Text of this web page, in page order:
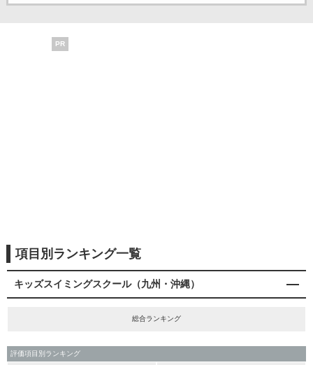
PR
項目別ランキング一覧
キッズスイミングスクール（九州・沖縄）
総合ランキング
評価項目別ランキング